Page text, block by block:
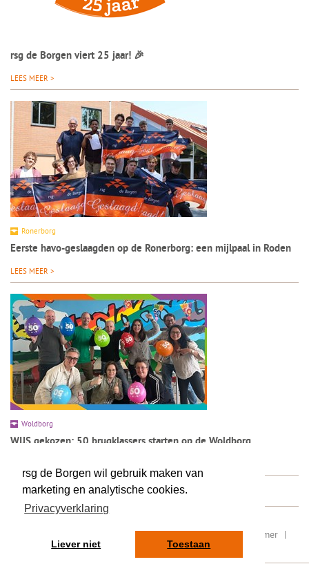
rsg de Borgen wil gebruik maken van
marketing en analytische cookies.
Privacyverklaring
Liever niet Toestaan
rsg de Borgen viert 25 jaar! 🎉
LEES MEER >
Ronerborg
Eerste havo-geslaagden op de Ronerborg: een mijlpaal in Roden
LEES MEER >
Woldborg
WIJS gekozen: 50 brugklassers starten op de Woldborg
RSIN/ fiscaal nummer: 8077.87.000 | Sitemap | Disclaimer |
Contact